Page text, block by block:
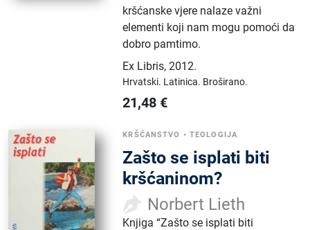
kršćanske vjere nalaze važni
elementi koji nam mogu pomoći da
dobro pamtimo.
Ex Libris,2012.
Hrvatski. Latinica. Broširano.
21,48 €
KRŠĆANSTVO • TEOLOGIJA
Zašto se isplati biti
kršćaninom?
Norbert Lieth
Knjiga “Zašto se isplati biti